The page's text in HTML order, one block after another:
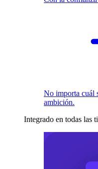
No importa cuál
ambición.
Integrado en todas las